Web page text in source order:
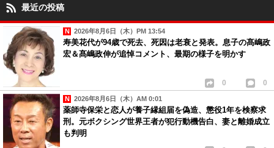
最近の投稿
2026年8月6日（木）PM 13:54
寿美花代が94歳で死去、死因は老衰と発表。息子の髙嶋政
宏＆髙嶋政伸が追悼コメント、最期の様子を明かす
0 0
2026年8月6日（木）AM 0:01
薬師寺保栄と恋人が養子縁組届を偽造、懲役1年を検察求
刑。元ボクシング世界王者が犯行動機告白、妻と離婚成立
も判明